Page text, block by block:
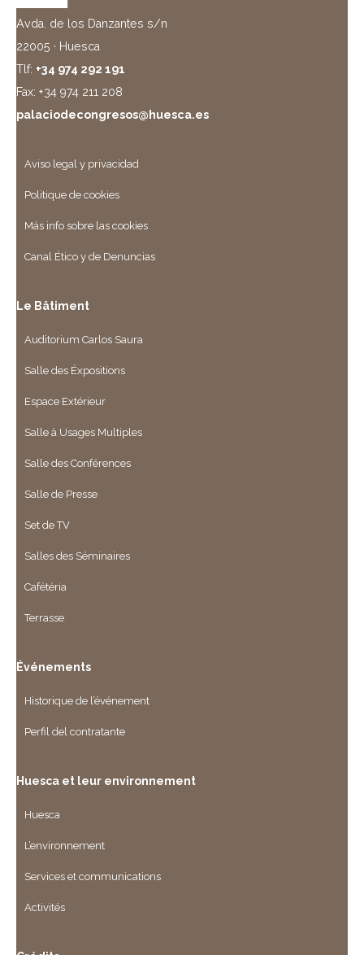
Avda. de los Danzantes s/n
22005 · Huesca
Tlf: +34 974 292 191
Fax: +34 974 211 208
palaciodecongresos@huesca.es
Aviso legal y privacidad
Politique de cookies
Más info sobre las cookies
Canal Ético y de Denuncias
Le Bâtiment
Auditorium Carlos Saura
Salle des Éxpositions
Espace Extérieur
Salle à Usages Multiples
Salle des Conférences
Salle de Presse
Set de TV
Salles des Séminaires
Cafétéria
Terrasse
Événements
Historique de l’événement
Perfil del contratante
Huesca et leur environnement
Huesca
L’environnement
Services et communications
Activités